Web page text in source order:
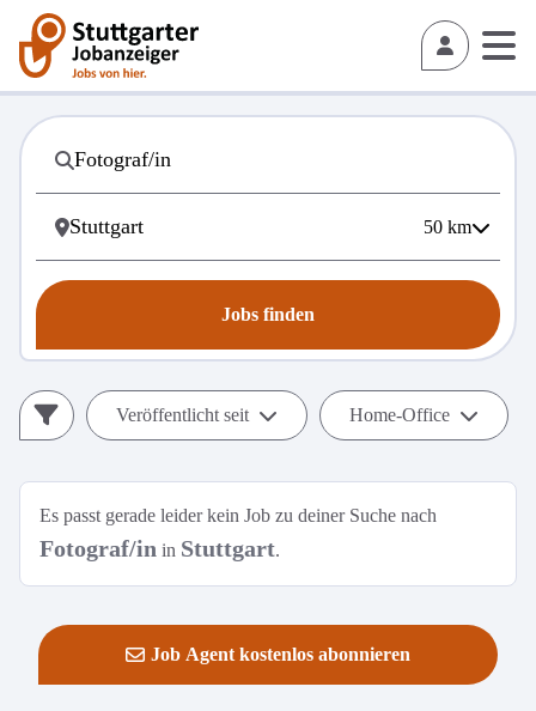
50 km
Jobs finden
Veröffentlicht seit Home-Office
Es passt gerade leider kein Job zu deiner Suche nach
Fotograf/in in Stuttgart.
Job Agent kostenlos abonnieren